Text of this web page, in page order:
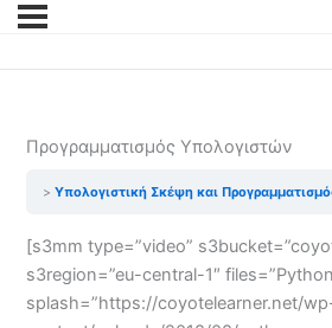
Προγραμματισμός Υπολογιστών
Υπολογιστική Σκέψη και
[s3mm type=”video”
s3region=”eu-central-1″
splash=”https://coyotelearner.net/